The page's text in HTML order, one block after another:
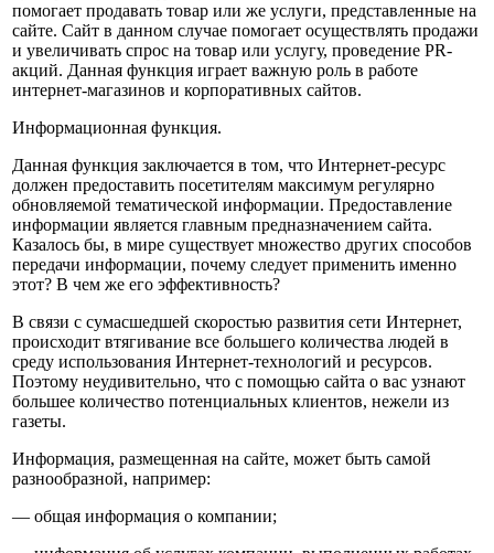
помогает продавать товар или же услуги, представленные на
сайте. Сайт в данном случае помогает осуществлять продажи
и увеличивать спрос на товар или услугу, проведение PR-
акций. Данная функция играет важную роль в работе
интернет-магазинов и корпоративных сайтов.
Информационная функция.
Данная функция заключается в том, что Интернет-ресурс
должен предоставить посетителям максимум регулярно
обновляемой тематической информации. Предоставление
информации является главным предназначением сайта.
Казалось бы, в мире существует множество других способов
передачи информации, почему следует применить именно
этот? В чем же его эффективность?
В связи с сумасшедшей скоростью развития сети Интернет,
происходит втягивание все большего количества людей в
среду использования Интернет-технологий и ресурсов.
Поэтому неудивительно, что с помощью сайта о вас узнают
большее количество потенциальных клиентов, нежели из
газеты.
Информация, размещенная на сайте, может быть самой
разнообразной, например:
— общая информация о компании;